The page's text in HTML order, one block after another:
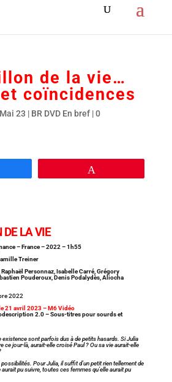
de la vie…
coïncidences
23 | BR DVD En bref|0
DE LA VIE
– France – 2022 – 1h55
Treiner
Personnaz, Isabelle Carré, Grégory
Pouderoux, Denis Podalydès, Aliocha
2022
21 avril 2023 – M6 Vidéo
2.0 – Sous-titres pour sourds et
sont parfois dus à de petits hasards. Si Julia
ce jour-là, aurait-elle croisé Paul ? Ou sa vie aurait-elle
Pour Julia, il suffit d’un petit rien tellement de
pu suivre, toutes ces femmes qu’elle aurait pu